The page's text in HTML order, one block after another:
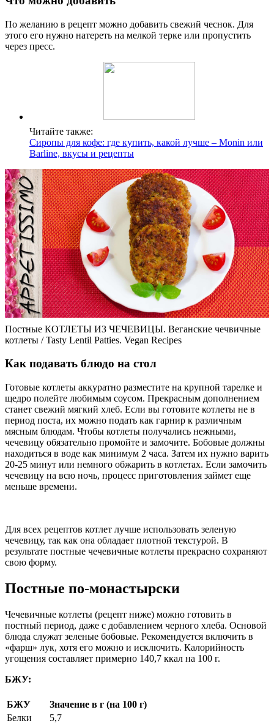
По желанию в рецепт можно добавить свежий чеснок. Для
этого его нужно натереть на мелкой терке или пропустить
через пресс.
Читайте также:
Сиропы для кофе: где купить, какой лучше – Monin или
Вarline, вкусы и рецепты
Постные КОТЛЕТЫ ИЗ ЧЕЧЕВИЦЫ. Веганские чечвичные
котлеты / Tasty Lentil Patties. Vegan Recipes
Как подавать блюдо на стол
Готовые котлеты аккуратно разместите на крупной тарелке и
щедро полейте любимым соусом. Прекрасным дополнением
станет свежий мягкий хлеб. Если вы готовите котлеты не в
период поста, их можно подать как гарнир к различным
мясным блюдам. Чтобы котлеты получались нежными,
чечевицу обязательно промойте и замочите. Бобовые должны
находиться в воде как минимум 2 часа. Затем их нужно варить
20-25 минут или немного обжарить в котлетах. Если замочить
чечевицу на всю ночь, процесс приготовления займет еще
меньше времени.
Для всех рецептов котлет лучше использовать зеленую
чечевицу, так как она обладает плотной текстурой. В
результате постные чечевичные котлеты прекрасно сохраняют
свою форму.
Постные по-монастырски
Чечевичные котлеты (рецепт ниже) можно готовить в
постный период, даже с добавлением черного хлеба. Основой
блюда служат зеленые бобовые. Рекомендуется включить в
«фарш» лук, хотя его можно и исключить. Калорийность
угощения составляет примерно 140,7 ккал на 100 г.
БЖУ:
БЖУ
Значение в г (на 100 г)
Белки
5,7